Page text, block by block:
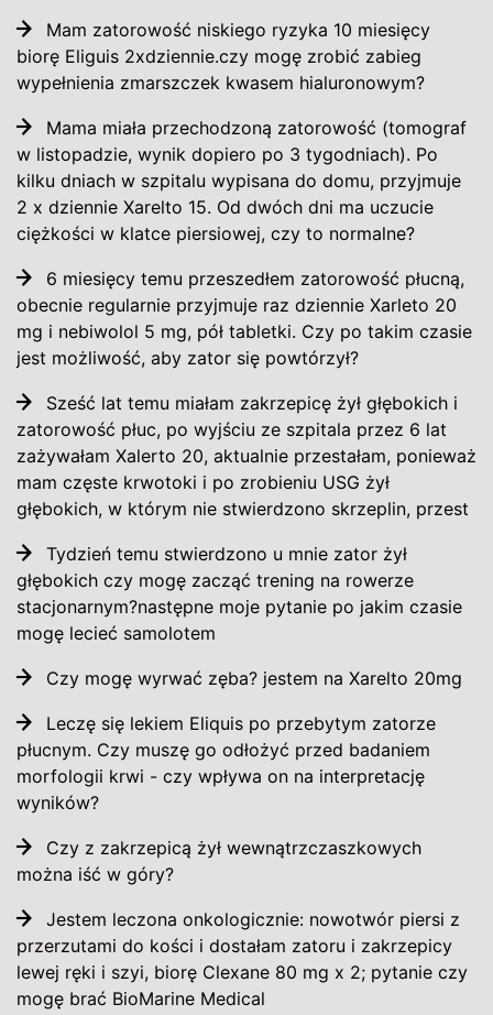
Mam zatorowość niskiego ryzyka 10 miesięcy
biorę Eliguis 2xdziennie.czy mogę zrobić zabieg
wypełnienia zmarszczek kwasem hialuronowym?
Mama miała przechodzoną zatorowość (tomograf
w listopadzie, wynik dopiero po 3 tygodniach). Po
kilku dniach w szpitalu wypisana do domu, przyjmuje
2 x dziennie Xarelto 15. Od dwóch dni ma uczucie
ciężkości w klatce piersiowej, czy to normalne?
6 miesięcy temu przeszedłem zatorowość płucną,
obecnie regularnie przyjmuje raz dziennie Xarleto 20
mg i nebiwolol 5 mg, pół tabletki. Czy po takim czasie
jest możliwość, aby zator się powtórzył?
Sześć lat temu miałam zakrzepicę żył głębokich i
zatorowość płuc, po wyjściu ze szpitala przez 6 lat
zażywałam Xalerto 20, aktualnie przestałam, ponieważ
mam częste krwotoki i po zrobieniu USG żył
głębokich, w którym nie stwierdzono skrzeplin, przest
Tydzień temu stwierdzono u mnie zator żył
głębokich czy mogę zacząć trening na rowerze
stacjonarnym?następne moje pytanie po jakim czasie
mogę lecieć samolotem
Czy mogę wyrwać zęba? jestem na Xarelto 20mg
Leczę się lekiem Eliquis po przebytym zatorze
płucnym. Czy muszę go odłożyć przed badaniem
morfologii krwi - czy wpływa on na interpretację
wyników?
Czy z zakrzepicą żył wewnątrzczaszkowych
można iść w góry?
Jestem leczona onkologicznie: nowotwór piersi z
przerzutami do kości i dostałam zatoru i zakrzepicy
lewej ręki i szyi, biorę Clexane 80 mg x 2; pytanie czy
mogę brać BioMarine Medical